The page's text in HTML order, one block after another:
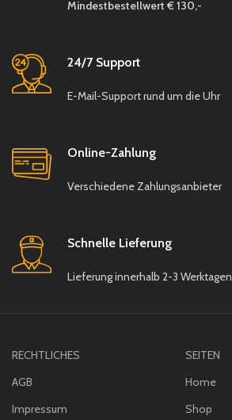
cm | Fassungsvermögen
Dips, Saucen, Nüsse,
Vorspeisen, Dessert,
Oliven u.v.m.
spülmaschinengeeignet
(Glas)
Design: Schlicht, zeitlos
und für jeden Tisch
geeignet
Mindestbestellwert € 130,-
24/7 Support
E-Mail-Support rund um die Uhr
Online-Zahlung
Verschiedene Zahlungsanbieter
Schnelle Lieferung
Lieferung innerhalb 2-3 Werktagen
RECHTLICHES
AGB
Impressum
SEITEN
Home
Shop